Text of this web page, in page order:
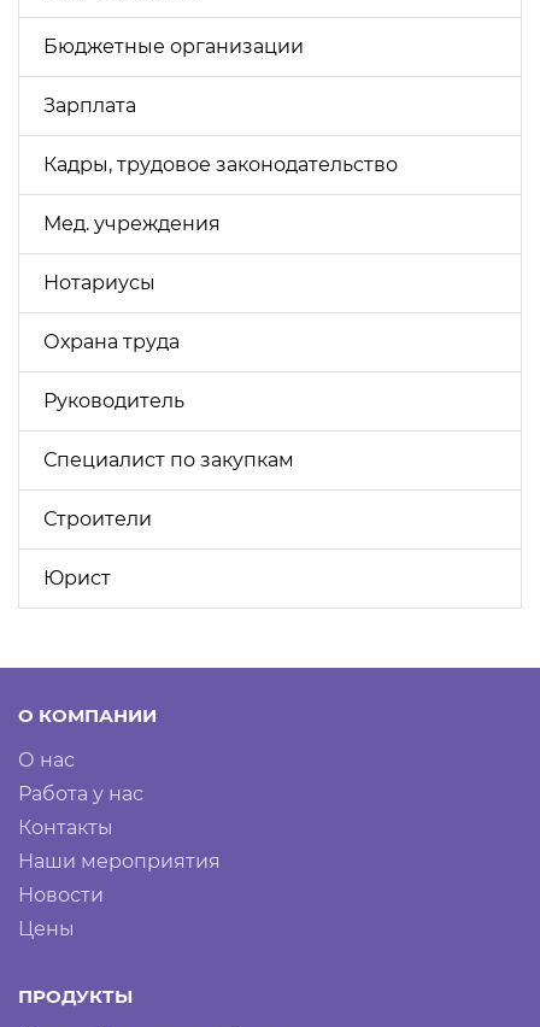
Бюджетные организации
Зарплата
Кадры, трудовое законодательство
Мед. учреждения
Нотариусы
Охрана труда
Руководитель
Специалист по закупкам
Строители
Юрист
О КОМПАНИИ
О нас
Работа у нас
Контакты
Наши мероприятия
Новости
Цены
ПРОДУКТЫ